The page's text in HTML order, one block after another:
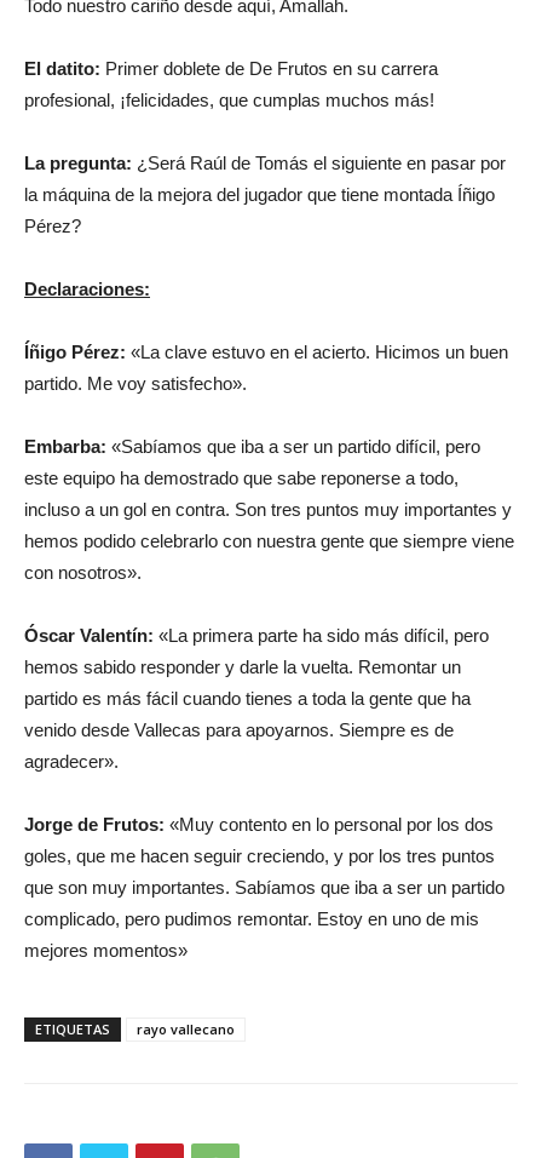
Todo nuestro cariño desde aquí, Amallah.
El datito: Primer doblete de De Frutos en su carrera
profesional, ¡felicidades, que cumplas muchos más!
La pregunta: ¿Será Raúl de Tomás el siguiente en pasar por
la máquina de la mejora del jugador que tiene montada Íñigo
Pérez?
Declaraciones:
Íñigo Pérez: «La clave estuvo en el acierto. Hicimos un buen
partido. Me voy satisfecho».
Embarba: «Sabíamos que iba a ser un partido difícil, pero
este equipo ha demostrado que sabe reponerse a todo,
incluso a un gol en contra. Son tres puntos muy importantes y
hemos podido celebrarlo con nuestra gente que siempre viene
con nosotros».
Óscar Valentín: «La primera parte ha sido más difícil, pero
hemos sabido responder y darle la vuelta. Remontar un
partido es más fácil cuando tienes a toda la gente que ha
venido desde Vallecas para apoyarnos. Siempre es de
agradecer».
Jorge de Frutos: «Muy contento en lo personal por los dos
goles, que me hacen seguir creciendo, y por los tres puntos
que son muy importantes. Sabíamos que iba a ser un partido
complicado, pero pudimos remontar. Estoy en uno de mis
mejores momentos»
ETIQUETAS rayo vallecano